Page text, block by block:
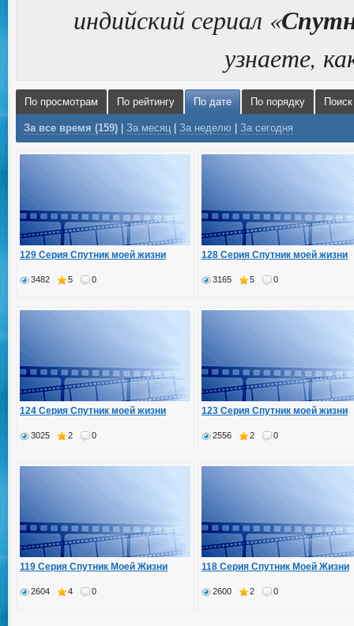
индийский сериал «
узнаете,
По просмотрам По рейтингу По дате По порядку Поиск
За все время (159) За месяц За неделю За сегодня
129 Серия Спутник моей жизни
3482 5 0
128 Серия Спутник моей жизни
3165 5 0
124 Серия Спутник моей жизни
3025 2 0
123 Серия Спутник моей жизни
2556 2 0
119 Серия Спутник Моей Жизни
2604 4 0
118 Серия Спутник Моей Жизни
2600 2 0